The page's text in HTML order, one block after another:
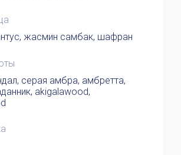
жасмин самбак, шафран
серая амбра, амбретта,
akigalawood,